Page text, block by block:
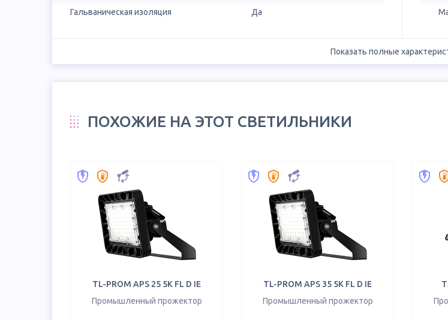
Гальваническая изоляция
Да
Показать полные
ПОХОЖИЕ НА ЭТОТ СВЕТИЛЬНИКИ
TL-PROM APS 25 5K FL D IE
Промышленный прожектор
TL-PROM APS 35 5K FL D IE
Промышленный прожектор